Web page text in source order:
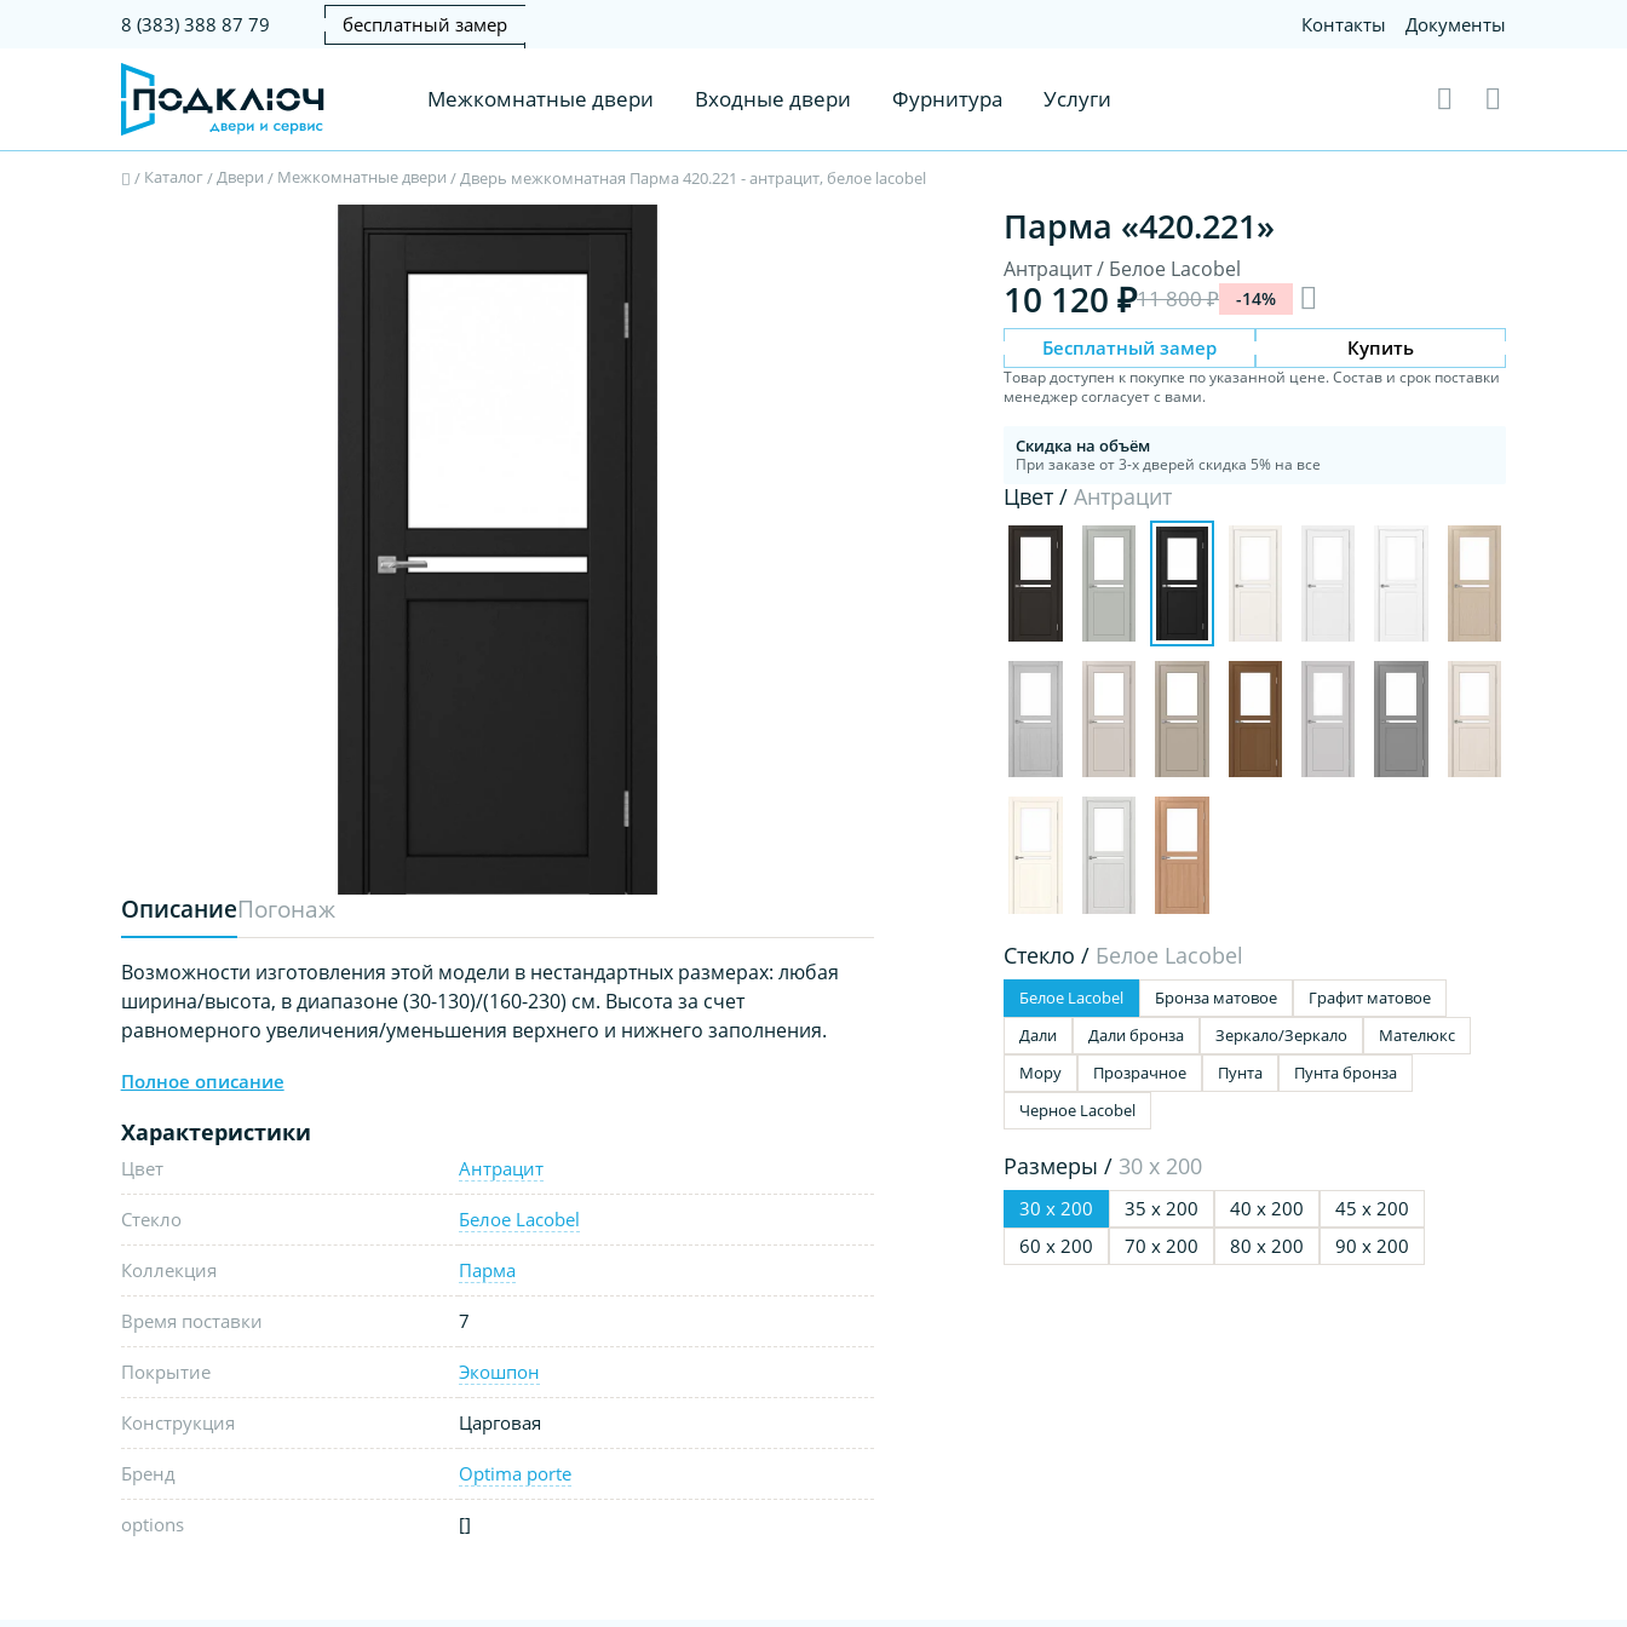
8 (383) 388 87 79 бесплатный замер Контакты Документы
Межкомнатные двери Входные двери Фурнитура Услуги
/ Каталог/Двери / Межкомнатные двери /Дверь межкомнатная Парма 420.221 - антрацит, белое lacobel
ОписаниеПогонаж
Возможности изготовления этой модели в нестандартных размерах: любая
ширина/высота, в диапазоне (30-130)/(160-230) см. Высота за счет
равномерного увеличения/уменьшения верхнего и нижнего заполнения.
Полное описание
Характеристики
Цвет Антрацит
Стекло Белое Lacobel
Коллекция Парма
Время поставки 7
Покрытие Экошпон
Конструкция Царговая
Бренд Optima porte
options []
Парма «420.221»
Антрацит / Белое Lacobel
10 120 ₽11 800 ₽ -14%
Бесплатный замер Купить
Товар доступен к покупке по указанной цене. Состав и срок поставки
менеджер согласует с вами.
Скидка на объём
При заказе от 3-х дверей скидка 5% на все
Цвет /Антрацит
Стекло / Белое Lacobel
Белое Lacobel Бронза матовое
Графит матовое
Дали
Дали бронза Зеркало/Зеркало
Мателюкс
Мору
Прозрачное Пунта
Пунта бронза
Черное Lacobel
Размеры / 30 х 200
30 х 200 35 х 200 40 х 200
45 х 200
60 х 200
70 х 200 80 х 200 90 х 200